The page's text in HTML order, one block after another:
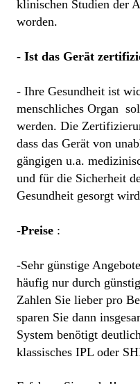
klinischen Studien der
worden.
- Ist das Gerät
- Ihre Gesundheit ist
menschliches Organ
werden. Die
dass das Gerät von
gängigen u.a.
und für die Sicherheit
Gesundheit gesorgt
-Preise :
-Sehr günstige
häufig nur durch
Zahlen Sie lieber pro
sparen Sie dann
System benötigt
klassisches IPL oder